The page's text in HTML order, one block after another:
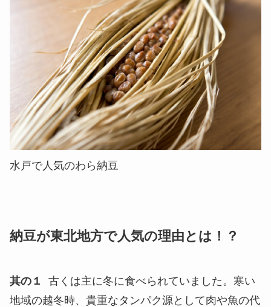
水戸で人気のわら納豆
納豆が東北地方で人気の理由とは！？
其の１
古くは主に冬に食べられていました。寒い
地域の越冬時、貴重なタンパク源として肉や魚の代